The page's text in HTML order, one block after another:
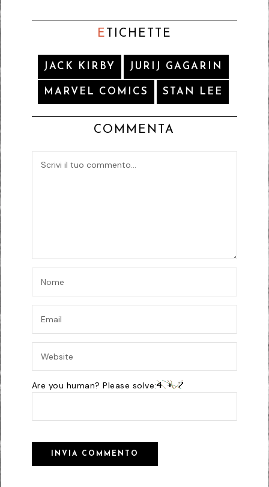
E TICHETTE
JACK KIRBY JURIJ GAGARIN
MARVEL COMICS STAN LEE
COMMENTA
Are you human? Please solve: